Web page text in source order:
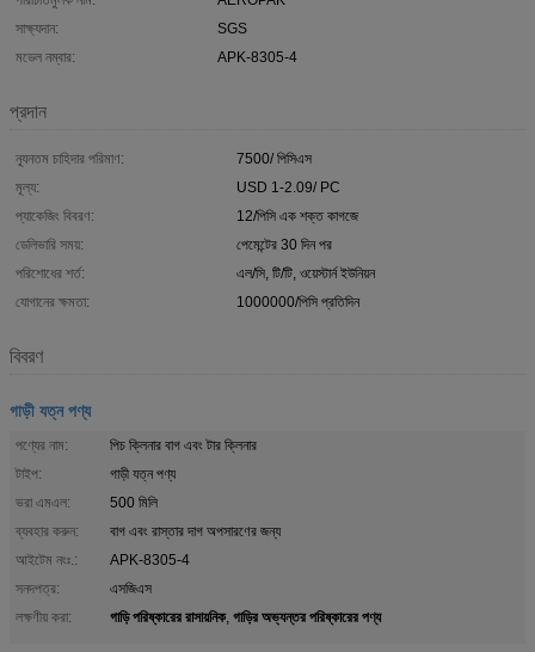
সাক্ষ্যদান:
SGS
মডেল নম্বার:
APK-8305-4
প্রদান
ন্যূনতম চাহিদার পরিমাণ:
7500/ পিসিএস
মূল্য:
USD 1-2.09/ PC
প্যাকেজিং বিবরণ:
12/পিসি এক শক্ত কাগজে
ডেলিভারি সময়:
পেমেন্টের 30 দিন পর
পরিশোধের শর্ত:
এল/সি, টি/টি, ওয়েস্টার্ন ইউনিয়ন
যোগানের ক্ষমতা:
1000000/পিসি প্রতিদিন
বিবরণ
গাড়ী যত্ন পণ্য
পণ্যের নাম:
পিচ ক্লিনার বাগ এবং টার ক্লিনার
টাইপ:
গাড়ী যত্ন পণ্য
ভরা এমএল:
500 মিলি
ব্যবহার করুন:
বাগ এবং রাস্তার দাগ অপসারণের জন্য
আইটেম নংঃ.:
APK-8305-4
সনদপত্র:
এসজিএস
লক্ষণীয় করা:
গাড়ি পরিষ্কারের রাসায়নিক, গাড়ির অভ্যন্তর পরিষ্কারের পণ্য